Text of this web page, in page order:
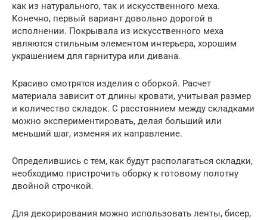
как из натурального, так и искусственного меха.
Конечно, первый вариант довольно дорогой в
исполнении. Покрывала из искусственного меха
являются стильным элементом интерьера, хорошим
украшением для гарнитура или дивана.
Красиво смотрятся изделия с оборкой. Расчет
материала зависит от длины кровати, учитывая размер
и количество складок. С расстоянием между складками
можно экспериментировать, делая больший или
меньший шаг, изменяя их направление.
Определившись с тем, как будут располагаться складки,
необходимо пристрочить оборку к готовому полотну
двойной строчкой.
Для декорирования можно использовать ленты, бисер,